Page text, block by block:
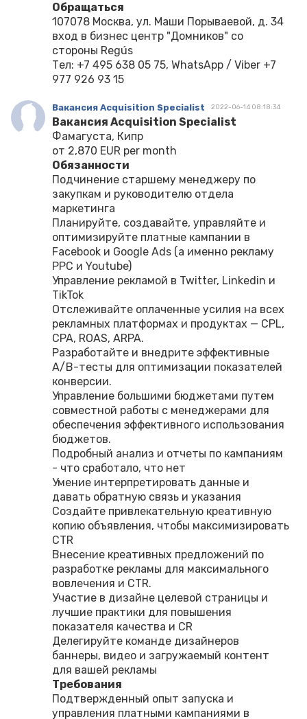
Обращаться
107078 Москва, ул. Маши Порываевой, д. 34
вход в бизнес центр "Домников" со
стороны Regús
Тел: +7 495 638 05 75, WhatsApp / Viber +7
977 926 93 15
Вакансия Acquisition Specialist 2022-06-14 08:18:34
Вакансия Acquisition Specialist
Фамагуста, Кипр
от 2,870 EUR per month
Обязанности
Подчинение старшему менеджеру по
закупкам и руководителю отдела
маркетинга
Планируйте, создавайте, управляйте и
оптимизируйте платные кампании в
Facebook и Google Ads (а именно рекламу
PPC и Youtube)
Управление рекламой в Twitter, Linkedin и
TikTok
Отслеживайте оплаченные усилия на всех
рекламных платформах и продуктах — CPL,
CPA, ROAS, ARPA.
Разработайте и внедрите эффективные
A/B-тесты для оптимизации показателей
конверсии.
Управление большими бюджетами путем
совместной работы с менеджерами для
обеспечения эффективного использования
бюджетов.
Подробный анализ и отчеты по кампаниям
- что сработало, что нет
Умение интерпретировать данные и
давать обратную связь и указания
Создайте привлекательную креативную
копию объявления, чтобы максимизировать
CTR
Внесение креативных предложений по
разработке рекламы для максимального
вовлечения и CTR.
Участие в дизайне целевой страницы и
лучшие практики для повышения
показателя качества и CR
Делегируйте команде дизайнеров
баннеры, видео и загружаемый контент
для вашей рекламы
Требования
Подтвержденный опыт запуска и
управления платными кампаниями в